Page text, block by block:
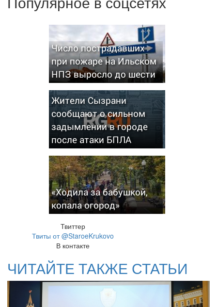
Число пострадавших
при пожаре на Ильском
НПЗ выросло до шести
Жители Сызрани
сообщают о сильном
задымлении в городе
после атаки БПЛА
«Ходила за бабушкой,
копала огород»
Твиттер
Твиты от @StaroeKrukovo
В контакте
ЧИТАЙТЕ ТАКЖЕ СТАТЬИ